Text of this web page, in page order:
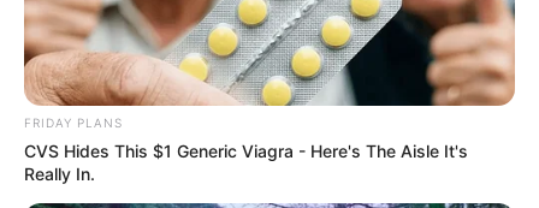
Home > ACS > Fardamento > Notícia > Pará Prefeitura >
Avanço na Saúde de Portel: Agentes de Saúde recebem materiais de
trabalho.
Avanço na Saúde de Portel:
Agentes de Saúde recebem
FRIDAY PLANS
CVS Hides This $1 Generic Viagra - Here's The Aisle It's
Really In.